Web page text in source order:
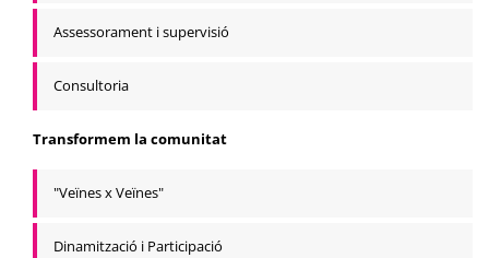
Assessorament i supervisió
Consultoria
Transformem la comunitat
"Veïnes x Veïnes"
Dinamització i Participació